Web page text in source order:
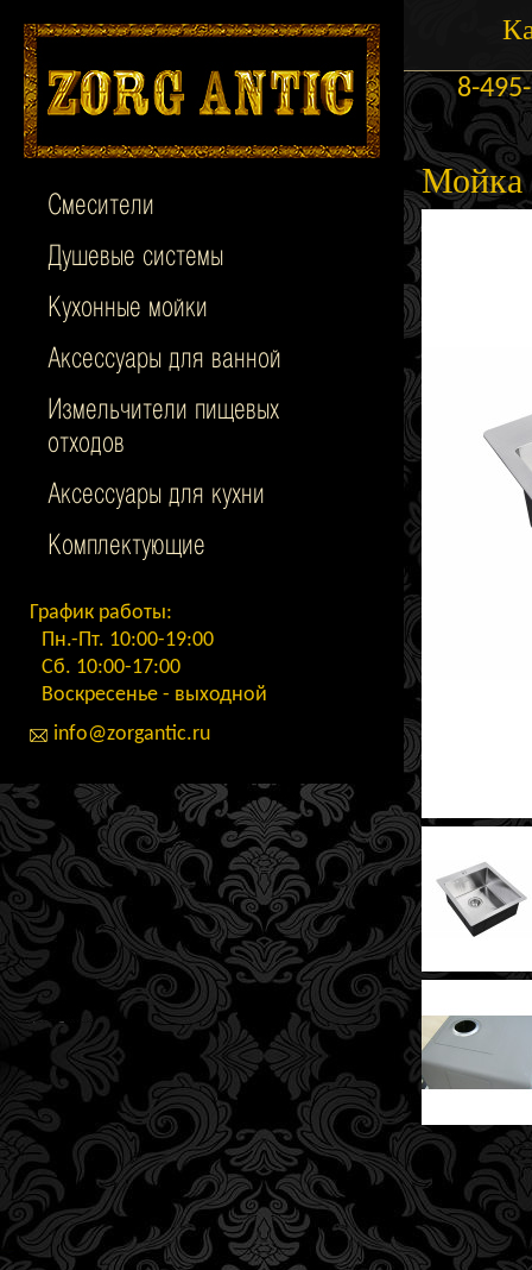
Смесители
Душевые системы
Кухонные мойки
Аксессуары для ванной
Измельчители пищевых
отходов
Аксессуары для кухни
Комплектующие
График работы:
Пн.-Пт. 10:00-19:00
Сб. 10:00-17:00
Воскресенье - выходной
info@zorgantic.ru
8-
Мойка